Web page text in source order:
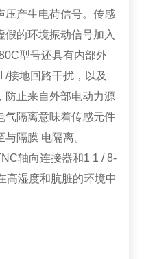
压产生电荷信号。传感
假的环境振动信号加入
型号还具有内部外
/接地回路干扰，以及
防止来自外部电动力源
气隔离意味着传感元件
隔膜 电隔离。
轴向连接器和1 1 / 8-
高湿度和肮脏的环境中